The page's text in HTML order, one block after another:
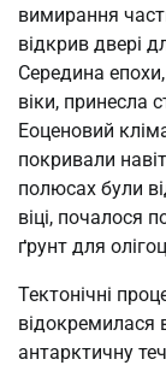
вимирання
відкрив двері
Середина
віки, принесла
Еоценовий
покривали
полюсах були
віці, почалося
ґрунт для
Тектонічні
відокремилася
антарктичну